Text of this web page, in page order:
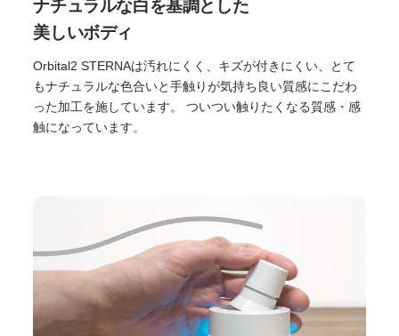
ナチュラルな白を基調とした
美しいボディ
Orbital2 STERNAは汚れにくく、キズが付きにくい、とて
もナチュラルな色合いと手触りが気持ち良い質感にこだわ
った加工を施しています。 ついつい触りたくなる質感・感
触になっています。